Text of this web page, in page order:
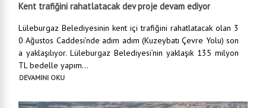
Kent trafiğini rahatlatacak dev proje devam ediyor
Lüleburgaz Belediyesinin kent içi trafiğini rahatlatacak olan 3
0 Ağustos Caddesi’nde adım adım (Kuzeybatı Çevre Yolu) son
a yaklaşılıyor. Lüleburgaz Belediyesi’nin yaklaşık 135 milyon
TL bedelle yapım...
DEVAMINI OKU